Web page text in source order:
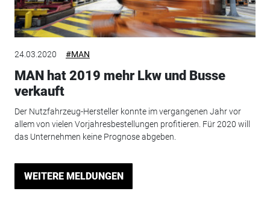
24.03.2020 #MAN
MAN hat 2019 mehr Lkw und Busse
verkauft
Der Nutzfahrzeug-Hersteller konnte im vergangenen Jahr vor
allem von vielen Vorjahresbestellungen profitieren. Für 2020 will
das Unternehmen keine Prognose abgeben.
WEITERE MELDUNGEN